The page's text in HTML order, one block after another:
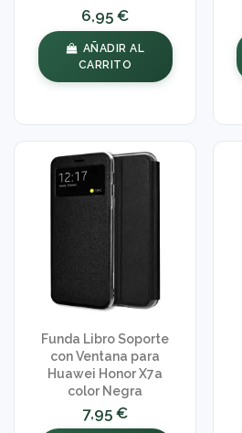
6,95 €
AÑADIR AL
CARRITO
Funda Libro Soporte
con Ventana para
Huawei Honor X7a
color Negra
7,95 €